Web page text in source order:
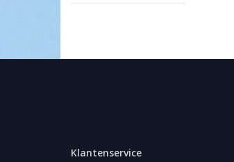
Klantenservice